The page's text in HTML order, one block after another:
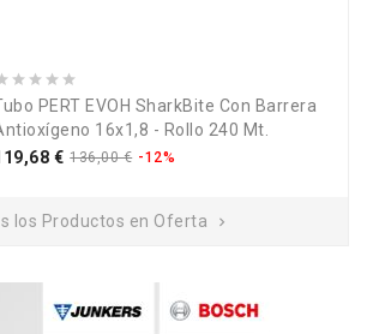
PERT EVOH SharkBite Con Barrera
16x1,8 - Rollo 240 Mt.
€ 136,00 € -12%
los Productos en Oferta 